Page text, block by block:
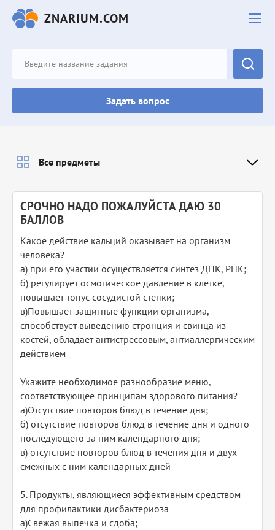
ZNARIUM.COM
Задать вопрос
СРОЧНО НАДО ПОЖАЛУЙСТА ДАЮ 30
БАЛЛОВ
Какое действие кальций оказывает на организм
человека?
а) при его участии осуществляется синтез ДНК, РНК;
б) регулирует осмотическое давление в клетке,
повышает тонус сосудистой стенки;
в)Повышает защитные функции организма,
способствует выведению стронция и свинца из
костей, обладает антистрессовым, антиаллергическим
действием
Укажите необходимое разнообразие меню,
соответствующее принципам здорового питания?
а)Отсутствие повторов блюд в течение дня;
б) отсутствие повторов блюд в течение дня и одного
последующего за ним календарного дня;
в) отсутствие повторов блюд в течения дня и двух
смежных с ним календарных дней
5. Продукты, являющиеся эффективным средством
для профилактики дисбактериоза
а)Свежая выпечка и сдоба;
Все предметы